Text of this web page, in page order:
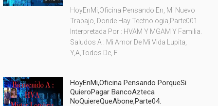
HoyEnMi,Oficina Pensando En, Mi Nuevo
Trabajo, Donde Hay Tectnologia,Parte001.
Interpretada Por : HVAM Y MGAM Y Familia.
Saludos A : Mi Amor De Mi Vida Lupita,
Y,A,Todos De, F
HoyEnMi,Oficina Pensando PorqueSi
QuieroPagar BancoAzteca
NoQuiereQueAbone,Parte04.